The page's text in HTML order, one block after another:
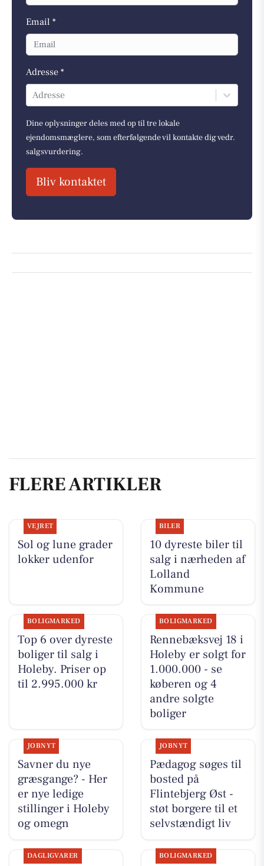
Email *
Adresse *
Adresse
Dine oplysninger deles med op til tre lokale
ejendomsmæglere, som efterfølgende vil kontakte dig vedr.
salgsvurdering.
Bliv kontaktet
FLERE ARTIKLER
VEJRET
Sol og lune grader
lokker udenfor
BILER
10 dyreste biler til
salg i nærheden af
Lolland
Kommune
BOLIGMARKED
Top 6 over dyreste
boliger til salg i
Holeby. Priser op
til 2.995.000 kr
BOLIGMARKED
Rennebæksvej 18 i
Holeby er solgt for
1.000.000 - se
køberen og 4
andre solgte
boliger
JOBNYT
Savner du nye
græsgange? - Her
er nye ledige
stillinger i Holeby
og omegn
JOBNYT
Pædagog søges til
bosted på
Flintebjerg Øst -
støt borgere til et
selvstændigt liv
DAGLIGVARER BOLIGMARKED